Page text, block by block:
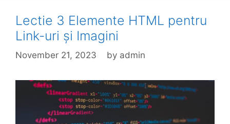
Lectie 3 Elemente HTML pentru
Link-uri și Imagini
November 21, 2023 by admin